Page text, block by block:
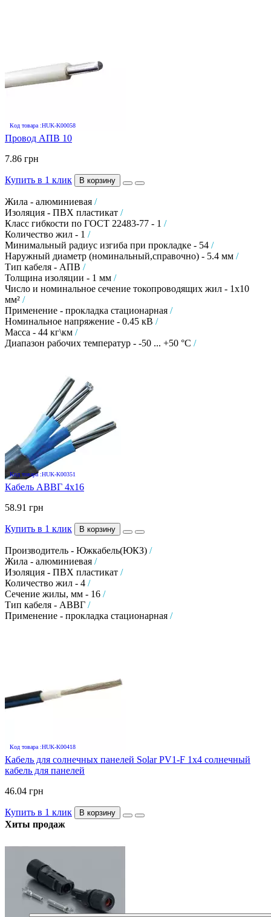
Код товара :HUK-K00058
Провод АПВ 10
7.86 грн
Купить в 1 клик В корзину
Жила - алюминиевая /
Изоляция - ПВХ пластикат /
Класс гибкости по ГОСТ 22483-77 - 1 /
Количество жил - 1 /
Минимальный радиус изгиба при прокладке - 54 /
Наружный диаметр (номинальный,справочно) - 5.4 мм /
Тип кабеля - АПВ /
Толщина изоляции - 1 мм /
Число и номинальное сечение токопроводящих жил - 1х10
мм² /
Применение - прокладка стационарная /
Номинальное напряжение - 0.45 кВ /
Масса - 44 кг\км /
Диапазон рабочих температур - -50 ... +50 °C /
Код товара :HUK-K00351
Кабель АВВГ 4х16
58.91 грн
Купить в 1 клик В корзину
Производитель - Южкабель(ЮКЗ) /
Жила - алюминиевая /
Изоляция - ПВХ пластикат /
Количество жил - 4 /
Сечение жилы, мм - 16 /
Тип кабеля - АВВГ /
Применение - прокладка стационарная /
Код товара :HUK-K00418
Кабель для солнечных панелей Solar PV1-F 1х4 солнечный
кабель для панелей
46.04 грн
Купить в 1 клик В корзину
Хиты продаж